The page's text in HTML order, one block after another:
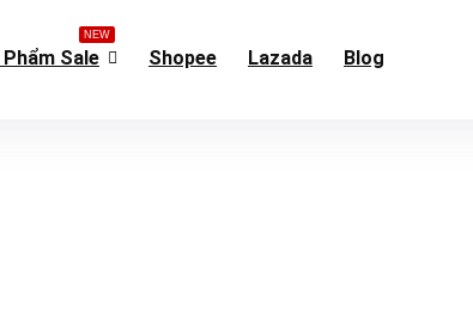
Phẩm Sale
NEW
Shopee Lazada Blog